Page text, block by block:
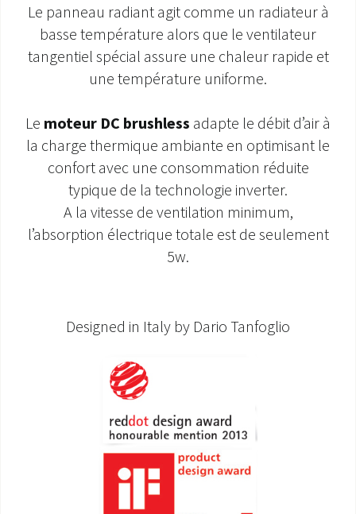
Le panneau radiant agit comme un radiateur à
basse température alors que le ventilateur
tangentiel spécial assure une chaleur rapide et
une température uniforme.
Le moteur DC brushless adapte le débit d’air à
la charge thermique ambiante en optimisant le
confort avec une consommation réduite
typique de la technologie inverter.
A la vitesse de ventilation minimum,
l’absorption électrique totale est de seulement
5w.
Designed in Italy by Dario Tanfoglio